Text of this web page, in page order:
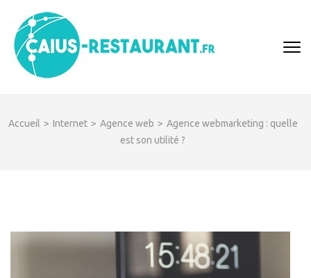
contenu
(Pressez
Entrée)
CAIUS-
Des Infos à toutes
Accueil > Internet > Agence web > Agence webmarketing : quelle
est son utilité ?